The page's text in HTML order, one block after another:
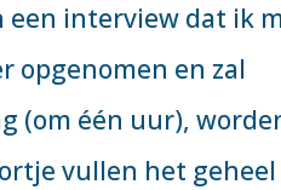
een interview dat ik
opgenomen en zal
(om één uur),
vullen het geheel